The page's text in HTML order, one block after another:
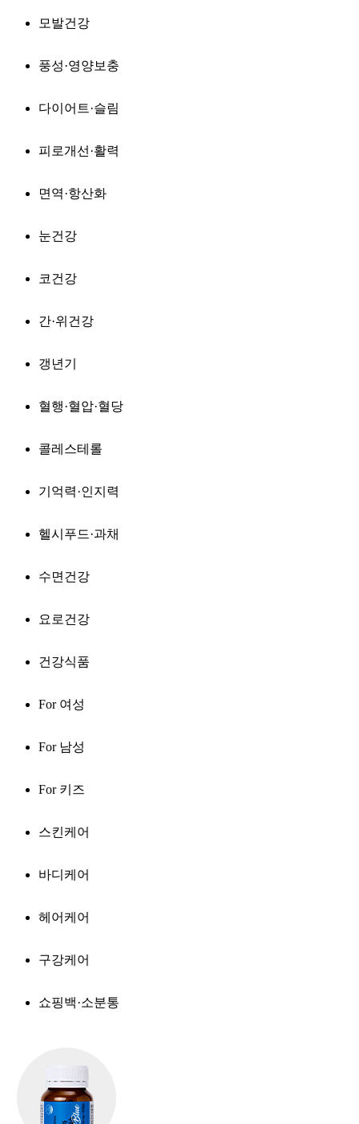
모발건강
풍성·영양보충
다이어트·슬림
피로개선·활력
면역·항산화
눈건강
코건강
간·위건강
갱년기
혈행·혈압·혈당
콜레스테롤
기억력·인지력
헬시푸드·과채
수면건강
요로건강
건강식품
For 여성
For 남성
For 키즈
스킨케어
바디케어
헤어케어
구강케어
쇼핑백·소분통